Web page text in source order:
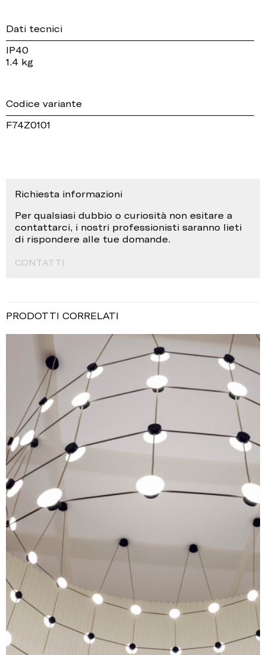
Dati tecnici
IP40
1.4 kg
Codice variante
F74Z0101
Richiesta informazioni
Per qualsiasi dubbio o curiosità non esitare a
contattarci, i nostri professionisti saranno lieti
di rispondere alle tue domande.
CONTATTI
PRODOTTI CORRELATI